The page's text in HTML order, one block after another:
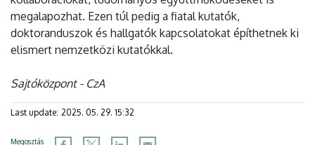
megalapozhat. Ezen túl pedig a fiatal kutatók,
doktoranduszok és hallgatók kapcsolatokat építhetnek ki
elismert nemzetközi kutatókkal.
Sajtóközpont - CzA
Last update: 2025. 05. 29. 15:32
Megosztás